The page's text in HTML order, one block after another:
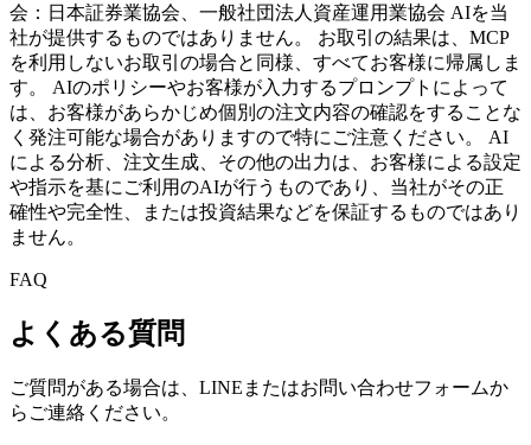
会：日本証券業協会、一般社団法人資産運用業協会 AIを当
社が提供するものではありません。 お取引の結果は、MCP
を利用しないお取引の場合と同様、すべてお客様に帰属しま
す。 AIのポリシーやお客様が入力するプロンプトによって
は、お客様があらかじめ個別の注文内容の確認をすることな
く発注可能な場合がありますので特にご注意ください。 AI
による分析、注文生成、その他の出力は、お客様による設定
や指示を基にご利用のAIが行うものであり、当社がその正
確性や完全性、または投資結果などを保証するものではあり
ません。
FAQ
よくある質問
ご質問がある場合は、LINEまたはお問い合わせフォームか
らご連絡ください。